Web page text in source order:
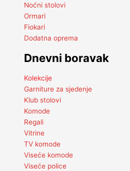
Noćni stolovi
Ormari
Fiokari
Dodatna oprema
Dnevni boravak
Kolekcije
Garniture za sjedenje
Klub stolovi
Komode
Regali
Vitrine
TV komode
Viseće komode
Viseće police